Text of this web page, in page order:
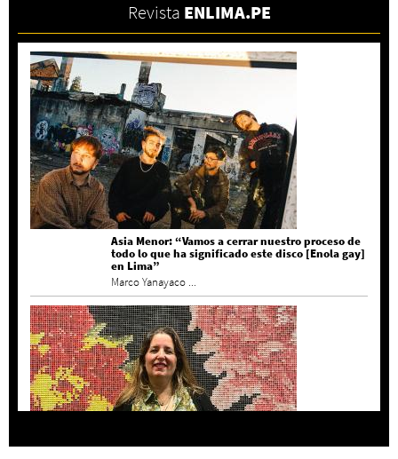
Revista ENLIMA.PE
Asia Menor: “Vamos a cerrar nuestro proceso de
todo lo que ha significado este disco [Enola gay]
en Lima”
Marco Yanayaco ...